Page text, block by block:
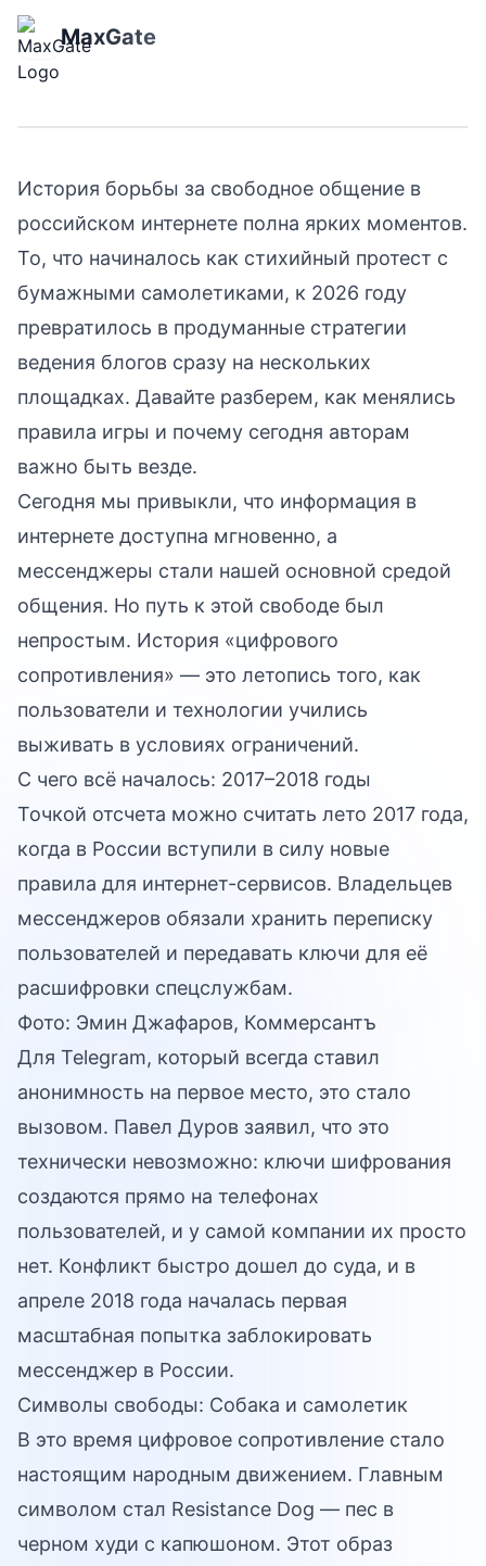
MaxGate
кросспостинга в
мессенджер MAX
История борьбы за свободное общение в
российском интернете полна ярких моментов.
То, что начиналось как стихийный протест с
бумажными самолетиками, к 2026 году
превратилось в продуманные стратегии
ведения блогов сразу на нескольких
площадках. Давайте разберем, как менялись
правила игры и почему сегодня авторам
важно быть везде.
Сегодня мы привыкли, что информация в
интернете доступна мгновенно, а
мессенджеры стали нашей основной средой
общения. Но путь к этой свободе был
непростым. История «цифрового
сопротивления» — это летопись того, как
пользователи и технологии учились
выживать в условиях ограничений.
С чего всё началось: 2017–2018 годы
Точкой отсчета можно считать лето 2017 года,
когда в России вступили в силу новые
правила для интернет-сервисов. Владельцев
мессенджеров обязали хранить переписку
пользователей и передавать ключи для её
расшифровки спецслужбам.
Фото: Эмин Джафаров, Коммерсантъ
Для Telegram, который всегда ставил
анонимность на первое место, это стало
вызовом. Павел Дуров заявил, что это
технически невозможно: ключи шифрования
создаются прямо на телефонах
пользователей, и у самой компании их просто
нет. Конфликт быстро дошел до суда, и в
апреле 2018 года началась первая
масштабная попытка заблокировать
мессенджер в России.
Символы свободы: Собака и самолетик
В это время цифровое сопротивление стало
настоящим народным движением. Главным
символом стал Resistance Dog — пес в
черном худи с капюшоном. Этот образ